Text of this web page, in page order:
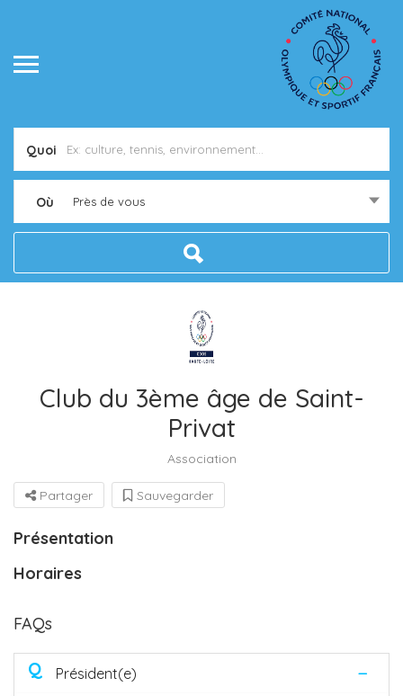
Quoi
Où Près de vous
Club du 3ème âge de Saint-
Privat
Association
Partager Sauvegarder
Présentation
Horaires
FAQs
Q Président(e)